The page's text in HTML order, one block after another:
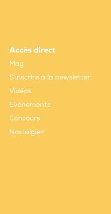
Accès direct
Mag
S'inscrire à la newsletter
Vidéos
Evènements
Concours
Nostalgie+